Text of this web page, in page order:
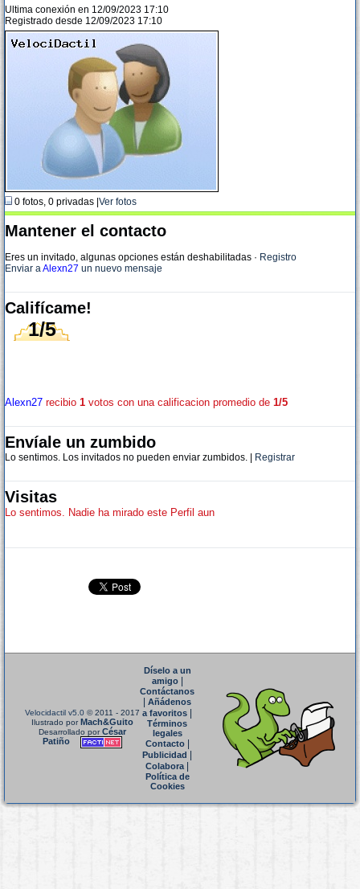
Ultima conexión en 12/09/2023 17:10
Registrado desde 12/09/2023 17:10
0 fotos, 0 privadas | Ver fotos
Mantener el contacto
Eres un invitado, algunas opciones están deshabilitadas · Registro
Enviar aAlexn27 un nuevo mensaje
Califícame!
1/5
Alexn27 recibio 1 votos con una calificacion promedio de 1/5
Envíale un zumbido
Lo sentimos. Los invitados no pueden enviar zumbidos. | Registrar
Visitas
Lo sentimos. Nadie ha mirado este Perfil aun
Velocidactil v5.0 © 2011 - 2017
Ilustrado porMach&Guito
Desarrollado porCésar
Patiño
Díselo a un
amigo|
Contáctanos
Añádenos
a favoritos
Términos
legales
Contacto|
Publicidad
Colabora|
Política de
Cookies